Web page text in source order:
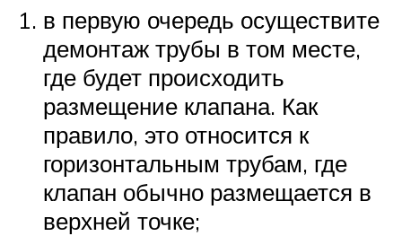
в первую очередь осуществите
демонтаж трубы в том месте,
где будет происходить
размещение клапана. Как
правило, это относится к
горизонтальным трубам, где
клапан обычно размещается в
верхней точке;